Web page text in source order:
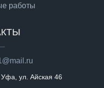
работы
ул. Айская 46